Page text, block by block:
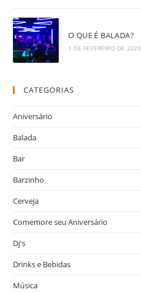
O QUE É BALADA?
1 DE FEVEREIRO DE 2023
CATEGORIAS
Aniversário
Balada
Bar
Barzinho
Cerveja
Comemore seu Aniversário
Dj's
Drinks e Bebidas
Música